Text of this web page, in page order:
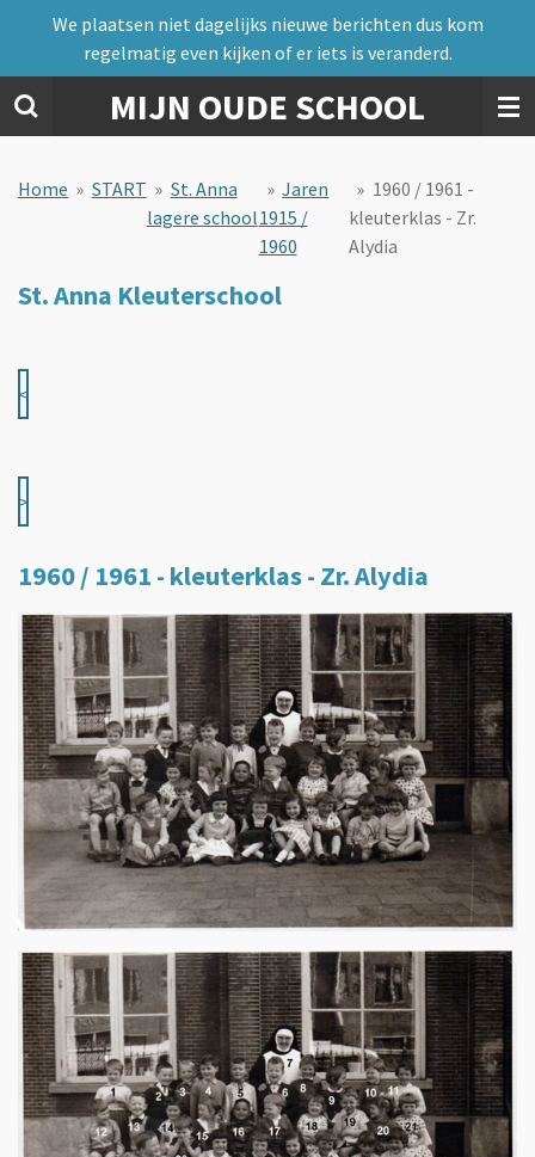
naar
de
hoofdinhoud
MIJN OUDE SCHOOL
We plaatsen niet dagelijks nieuwe berichten dus kom
regelmatig even kijken of er iets is veranderd.
Home » START » St. Anna
lagere school
» Jaren
1915 /
1960
» 1960 / 1961 -
kleuterklas - Zr.
Alydia
St. Anna Kleuterschool
<
>
1960 / 1961 - kleuterklas - Zr. Alydia